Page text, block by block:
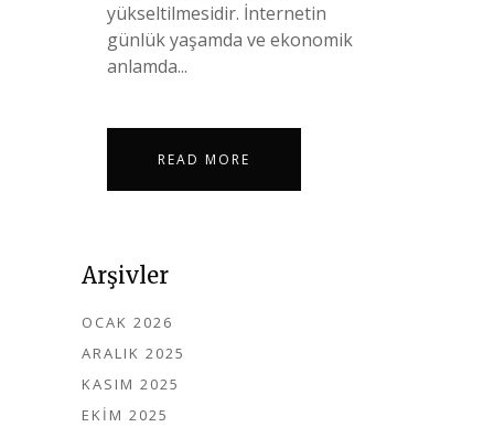
yükseltilmesidir. İnternetin
günlük yaşamda ve ekonomik
anlamda...
READ MORE
Arşivler
OCAK 2026
ARALIK 2025
KASIM 2025
EKIM 2025